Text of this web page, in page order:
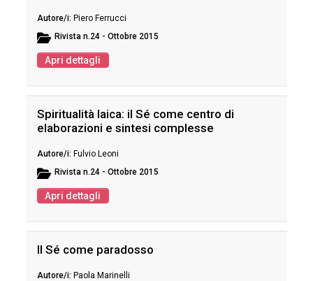
Piero Ferrucci
Rivista n.24 - Ottobre 2015
Apri dettagli
Spiritualità laica: il Sé come centro di
elaborazioni e sintesi complesse
Fulvio Leoni
Rivista n.24 - Ottobre 2015
Apri dettagli
Il Sé come paradosso
Paola Marinelli